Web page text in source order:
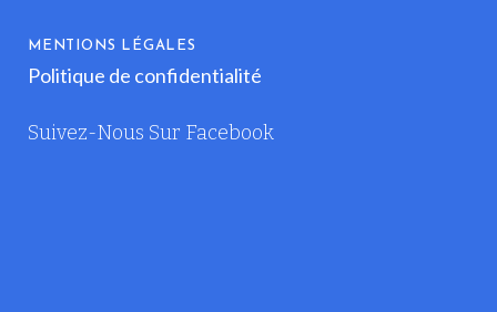
MENTIONS LÉGALES
Politique de confidentialité
Suivez-Nous Sur Facebook